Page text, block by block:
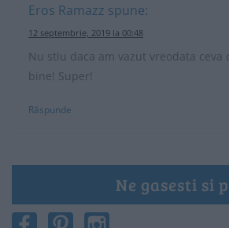
Eros Ramazz spune:
12 septembrie, 2019 la 00:48
Nu stiu daca am vazut vreodata ceva
bine! Super!
Răspunde
Ne gasesti si